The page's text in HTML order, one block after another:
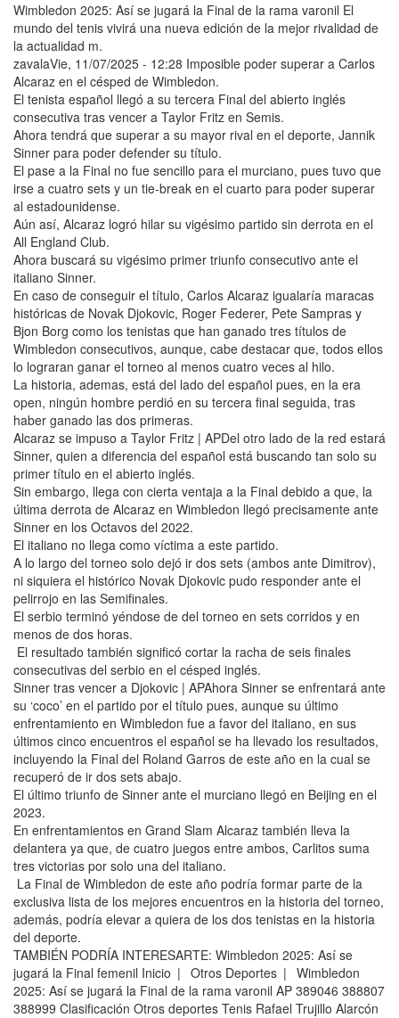
Wimbledon 2025: Así se jugará la Final de la rama varonil El
mundo del tenis vivirá una nueva edición de la mejor rivalidad de
la actualidad m.
zavalaVie, 11/07/2025 - 12:28 Imposible poder superar a Carlos
Alcaraz en el césped de Wimbledon.
El tenista español llegó a su tercera Final del abierto inglés
consecutiva tras vencer a Taylor Fritz en Semis.
Ahora tendrá que superar a su mayor rival en el deporte, Jannik
Sinner para poder defender su título.
El pase a la Final no fue sencillo para el murciano, pues tuvo que
irse a cuatro sets y un tie-break en el cuarto para poder superar
al estadounidense.
Aún así, Alcaraz logró hilar su vigésimo partido sin derrota en el
All England Club.
Ahora buscará su vigésimo primer triunfo consecutivo ante el
italiano Sinner.
En caso de conseguir el título, Carlos Alcaraz igualaría maracas
históricas de Novak Djokovic, Roger Federer, Pete Sampras y
Bjon Borg como los tenistas que han ganado tres títulos de
Wimbledon consecutivos, aunque, cabe destacar que, todos ellos
lo lograran ganar el torneo al menos cuatro veces al hilo.
La historia, ademas, está del lado del español pues, en la era
open, ningún hombre perdió en su tercera final seguida, tras
haber ganado las dos primeras.
Alcaraz se impuso a Taylor Fritz | APDel otro lado de la red estará
Sinner, quien a diferencia del español está buscando tan solo su
primer título en el abierto inglés.
Sin embargo, llega con cierta ventaja a la Final debido a que, la
última derrota de Alcaraz en Wimbledon llegó precisamente ante
Sinner en los Octavos del 2022.
El italiano no llega como víctima a este partido.
A lo largo del torneo solo dejó ir dos sets (ambos ante Dimitrov),
ni siquiera el histórico Novak Djokovic pudo responder ante el
pelirrojo en las Semifinales.
El serbio terminó yéndose de del torneo en sets corridos y en
menos de dos horas.
El resultado también significó cortar la racha de seis finales
consecutivas del serbio en el césped inglés.
Sinner tras vencer a Djokovic | APAhora Sinner se enfrentará ante
su ‘coco’ en el partido por el título pues, aunque su último
enfrentamiento en Wimbledon fue a favor del italiano, en sus
últimos cinco encuentros el español se ha llevado los resultados,
incluyendo la Final del Roland Garros de este año en la cual se
recuperó de ir dos sets abajo.
El último triunfo de Sinner ante el murciano llegó en Beijing en el
2023.
En enfrentamientos en Grand Slam Alcaraz también lleva la
delantera ya que, de cuatro juegos entre ambos, Carlitos suma
tres victorias por solo una del italiano.
La Final de Wimbledon de este año podría formar parte de la
exclusiva lista de los mejores encuentros en la historia del torneo,
además, podría elevar a quiera de los dos tenistas en la historia
del deporte.
TAMBIÉN PODRÍA INTERESARTE: Wimbledon 2025: Así se
jugará la Final femenil Inicio | Otros Deportes | Wimbledon
2025: Así se jugará la Final de la rama varonil AP 389046 388807
388999 Clasificación Otros deportes Tenis Rafael Trujillo Alarcón